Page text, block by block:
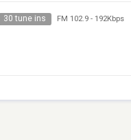
30 tune ins FM 102.9- 192Kbps